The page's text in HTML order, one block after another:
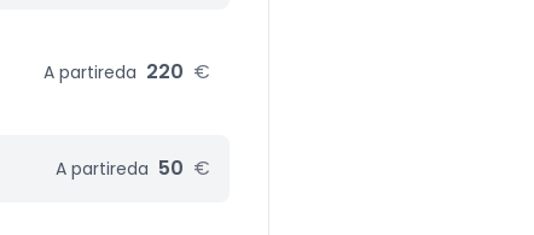
A partireda 220 €
A partireda 50 €